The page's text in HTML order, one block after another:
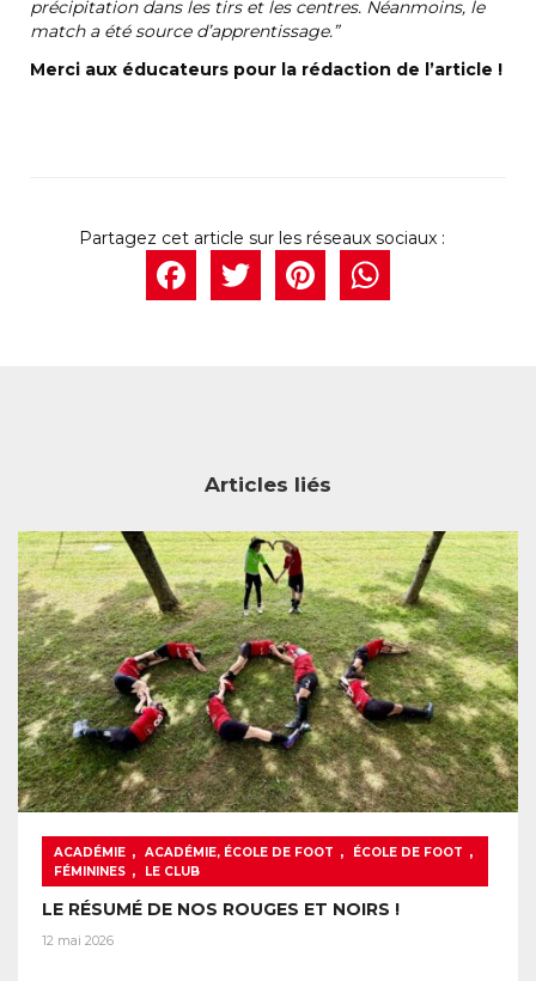
précipitation dans les tirs et les centres. Néanmoins, le
match a été source d’apprentissage.”
Merci aux éducateurs pour la rédaction de l’article !
Facebook
Twitter
Articles liés
ACADÉMIE , ACADÉMIE, ÉCOLE DE FOOT , ÉCOLE DE FOOT ,
FÉMININES , LE CLUB
LE RÉSUMÉ DE NOS ROUGES ET NOIRS !
12 mai 2026